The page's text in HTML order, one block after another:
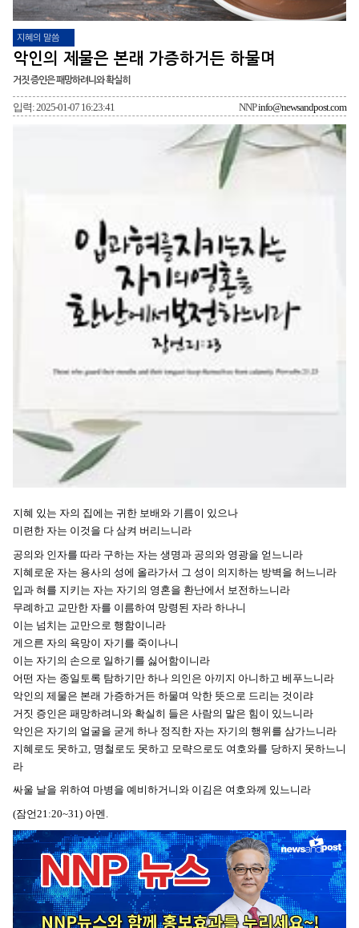
지혜의 말씀
악인의 제물은 본래 가증하거든 하물며
거짓 증인은 패망하려니와 확실히
입력: 2025-01-07 16:23:41 NNPinfo@newsandpost.com
지혜 있는 자의 집에는 귀한 보배와 기름이 있으나
미련한 자는 이것을 다 삼켜 버리느니라
공의와 인자를 따라 구하는 자는 생명과 공의와 영광을 얻느니라
지혜로운 자는 용사의 성에 올라가서 그 성이 의지하는 방벽을 허느니라
입과 혀를 지키는 자는 자기의 영혼을 환난에서 보전하느니라
무례하고 교만한 자를 이름하여 망령된 자라 하나니
이는 넘치는 교만으로 행함이니라
게으른 자의 욕망이 자기를 죽이나니
이는 자기의 손으로 일하기를 싫어함이니라
어떤 자는 종일토록 탐하기만 하나 의인은 아끼지 아니하고 베푸느니라
악인의 제물은 본래 가증하거든 하물며 악한 뜻으로 드리는 것이랴
거짓 증인은 패망하려니와 확실히 들은 사람의 말은 힘이 있느니라
악인은 자기의 얼굴을 굳게 하나 정직한 자는 자기의 행위를 삼가느니라
지혜로도 못하고, 명철로도 못하고 모략으로도 여호와를 당하지 못하느니
라
싸울 날을 위하여 마병을 예비하거니와 이김은 여호와께 있느니라
(잠언21:20~31) 아멘.